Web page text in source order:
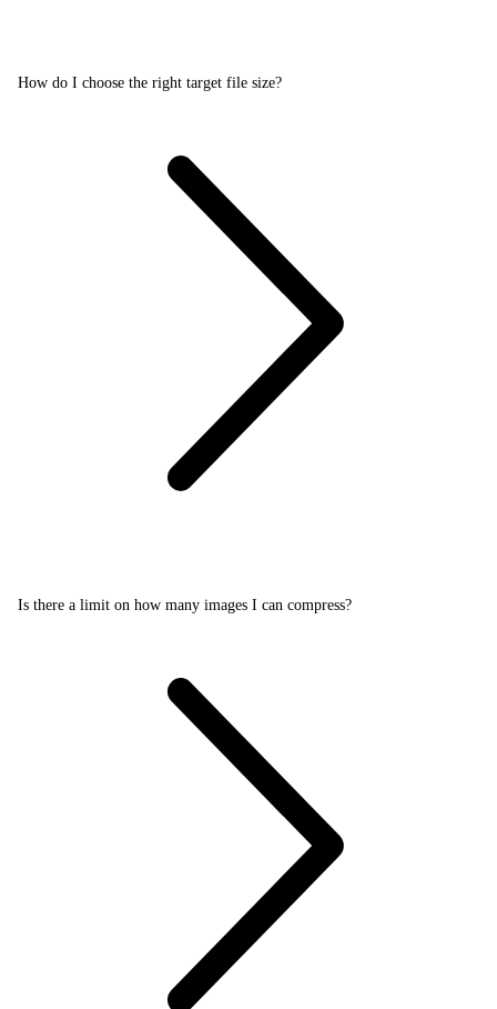
How do I choose the right target file size?
Is there a limit on how many images I can compress?